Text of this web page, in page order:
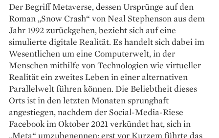
Der Begriff Metaverse, dessen Ursprünge auf den
Roman „Snow Crash“ von Neal Stephenson aus dem
Jahr 1992 zurückgehen, bezieht sich auf eine
simulierte digitale Realität. Es handelt sich dabei im
Wesentlichen um eine Computerwelt, in der
Menschen mithilfe von Technologien wie virtueller
Realität ein zweites Leben in einer alternativen
Parallelwelt führen können. Die Beliebtheit dieses
Orts ist in den letzten Monaten sprunghaft
angestiegen, nachdem der Social-Media-Riese
Facebook im Oktober 2021 verkündet hat, sich in
„Meta“ umzubenennen; erst vor Kurzem führte das